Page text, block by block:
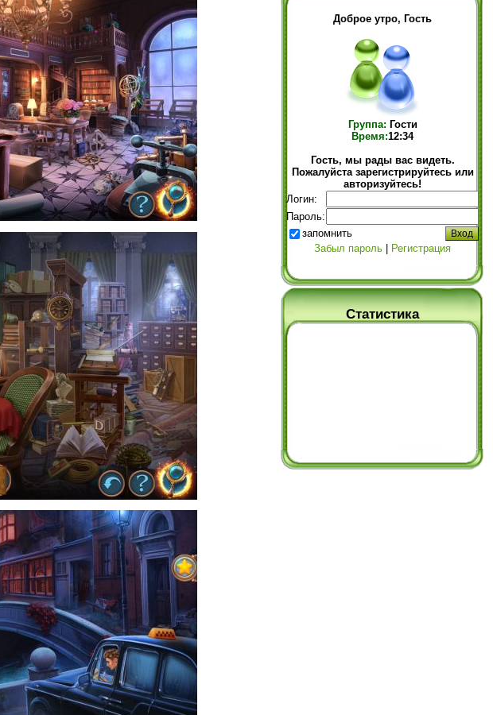
Доброе утро, Гость
Группа: Гости
Время:12:34
Гость, мы рады вас видеть.
Пожалуйста зарегистрируйтесь или
авторизуйтесь!
Логин:
Пароль:
запомнить
Забыл пароль
Регистрация
Статистика